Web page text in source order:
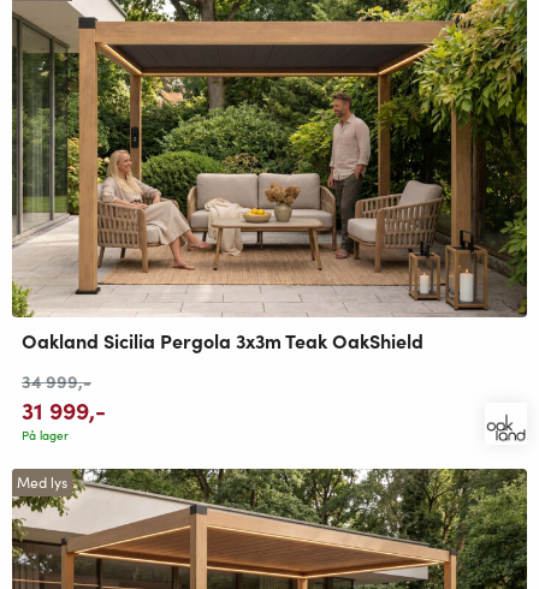
Oakland Sicilia Pergola 3x3m Teak OakShield
34 999,-
31 999,-
På lager
Med lys